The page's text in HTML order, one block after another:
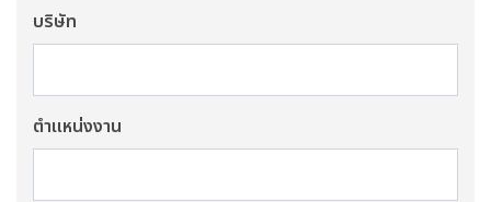
บริษัท
ตำแหน่งงาน